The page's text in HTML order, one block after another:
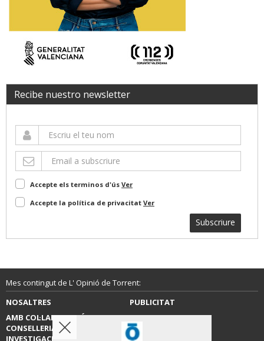
Recibe nuestro newsletter
Accepte els terminos d'ús Ver
Accepte la política de privacitat Ver
Subscriure
Mes contingut de L' Opinió de Torrent:
NOSALTRES
PUBLICITAT
AMB COL·LABORACIÓ DE LA
CONSELLERIA D’EDUCACIÓ,
INVESTIGACIÓ, CULTURA I
CONTACTE